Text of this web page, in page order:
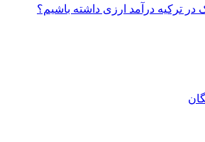
در ترکیه درآمد ارزی داشته باشیم؟